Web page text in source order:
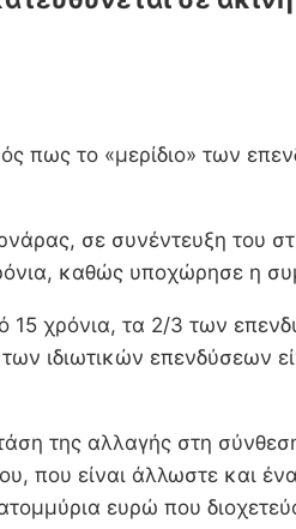
πως το «μερίδιο» των
σε συνέντευξη του
καθώς υποχώρησε η
15 χρόνια, τα 2/3 των
ιδιωτικών επενδύσεων
της αλλαγής στη
είναι άλλωστε και
ευρώ που